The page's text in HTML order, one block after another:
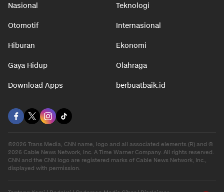
Nasional Teknologi
Otomotif Internasional
Hiburan Ekonomi
Gaya Hidup Olahraga
Download Apps berbuatbaik.id
©2026 Trans Media, CNN name, logo and all associated elements (R) and ©
2026 Cable News Network, Inc. A Time Warner Company. All rights reserved.
CNN and the CNN logo are registered marks of Cable News Network, Inc.,
displayed with permission.